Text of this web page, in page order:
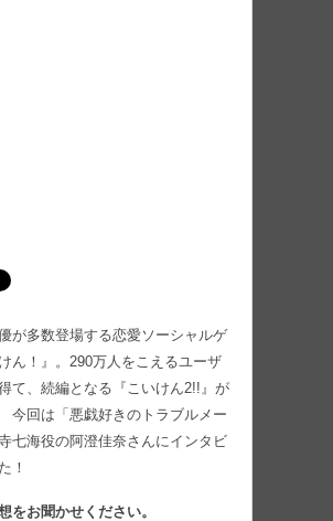
が多数登場する恋愛ソーシャルゲ
ん！』。290万人をこえるユーザ
て、続編となる『こいけん2!!』が
今回は「悪戯好きのトラブルメー
七海役の阿澄佳奈さんにインタビ
！
をお聞かせください。